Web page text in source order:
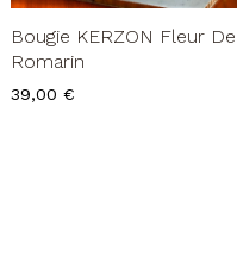
Bougie KERZON Fleur De
Romarin
Prix
39,00 €